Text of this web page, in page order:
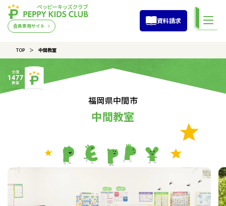
会員専用サイト
資料請求
TOP 中間教室
福岡県中間市
中間教室